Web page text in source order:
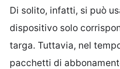
Di solito, infatti, si può
dispositivo solo
targa. Tuttavia, nel
pacchetti di